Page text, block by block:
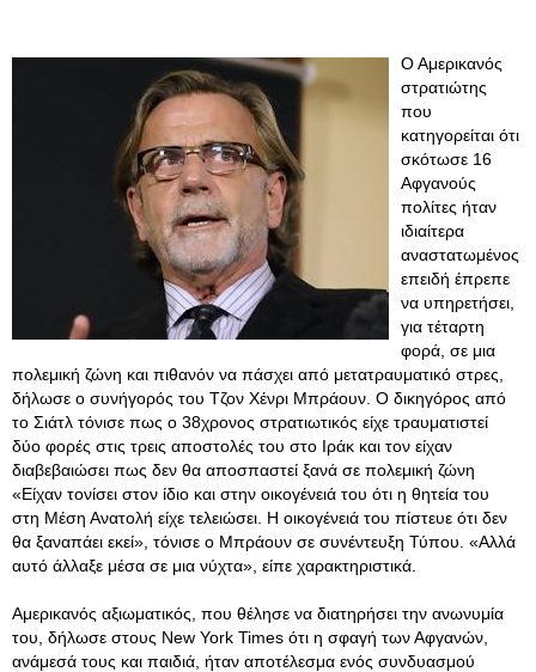
Ο Αμερικανός
στρατιώτης
που
κατηγορείται ότι
σκότωσε 16
Αφγανούς
πολίτες ήταν
ιδιαίτερα
αναστατωμένος
επειδή έπρεπε
να υπηρετήσει,
για τέταρτη
φορά, σε μια
πολεμική ζώνη και πιθανόν να πάσχει από μετατραυματικό στρες,
δήλωσε ο συνήγορός του Τζον Χένρι Μπράουν. Ο δικηγόρος από
το Σιάτλ τόνισε πως ο 38χρονος στρατιωτικός είχε τραυματιστεί
δύο φορές στις τρεις αποστολές του στο Ιράκ και τον είχαν
διαβεβαιώσει πως δεν θα αποσπαστεί ξανά σε πολεμική ζώνη
«Είχαν τονίσει στον ίδιο και στην οικογένειά του ότι η θητεία του
στη Μέση Ανατολή είχε τελειώσει. Η οικογένειά του πίστευε ότι δεν
θα ξαναπάει εκεί», τόνισε ο Μπράουν σε συνέντευξη Τύπου. «Αλλά
αυτό άλλαξε μέσα σε μια νύχτα», είπε χαρακτηριστικά.
Αμερικανός αξιωματικός, που θέλησε να διατηρήσει την ανωνυμία
του, δήλωσε στους New York Times ότι η σφαγή των Αφγανών,
ανάμεσά τους και παιδιά, ήταν αποτέλεσμα ενός συνδυασμού